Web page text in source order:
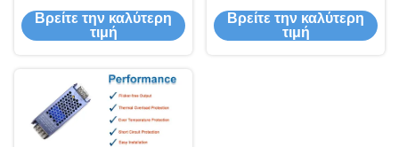
IP20 οδηγήσεων
παροχής ηλεκτρικού
οδηγήσεων 200W 250W
για το φως λουρίδων
των οδηγήσεων
Βρείτε την καλύτερη
τιμή
οδηγήσεων παροχής
ηλεκτρικού ρεύματος
Βρείτε την καλύτερη
τιμή